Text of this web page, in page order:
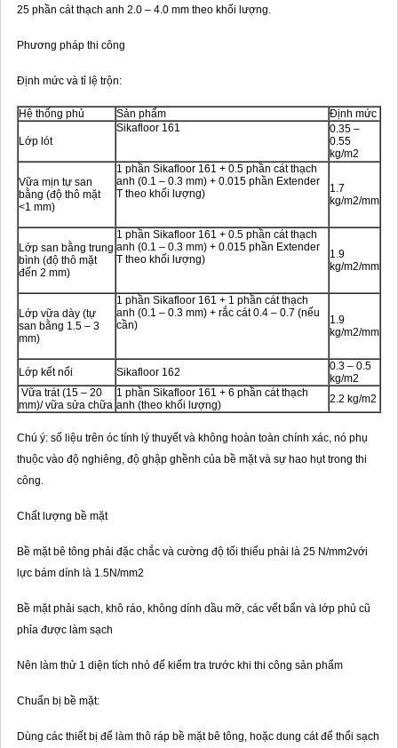
25 phần cát thạch anh 2.0 – 4.0 mm theo khối lượng.
Phương pháp thi công
Định mức và tỉ lệ trộn:
Hệ thống phủ Sản phẩm Định mức
Lớp lót
Sikafloor 161
0.35 –
0.55
kg/m2
Vữa mịn tự san
bằng (độ thô mặt
<1 mm)
1 phần Sikafloor 161 + 0.5 phần cát thạch
anh (0.1 – 0.3 mm) + 0.015 phần Extender
T theo khối lượng)
1.7
kg/m2/mm
Lớp san bằng trung
bình (độ thô mặt
đến 2 mm)
1 phần Sikafloor 161 + 0.5 phần cát thạch
anh (0.1 – 0.3 mm) + 0.015 phần Extender
T theo khối lượng)
1.9
kg/m2/mm
Lớp vữa dày (tự
san bằng 1.5 – 3
mm)
1 phần Sikafloor 161 + 1 phần cát thạch
anh (0.1 – 0.3 mm) + rắc cát 0.4 – 0.7 (nếu
cần)
1.9
kg/m2/mm
Lớp kết nối Sikafloor 162
0.3 – 0.5
kg/m2
Vữa trát (15 – 20
mm)/ vữa sửa chữa
1 phần Sikafloor 161 + 6 phần cát thạch
anh (theo khối lượng)
2.2 kg/m2
Chú ý: số liệu trên óc tính lý thuyết và không hoàn toàn chính xác, nó phụ
thuộc vào độ nghiêng, độ ghập ghềnh của bề mặt và sự hao hụt trong thi
công.
Chất lượng bề mặt
Bề mặt bê tông phải đặc chắc và cường độ tối thiểu phải là 25 N/mm2với
lực bám dính là 1.5N/mm2
Bề mặt phải sạch, khô ráo, không dính dầu mỡ, các vết bẩn và lớp phủ cũ
phỉa được làm sạch
Nên làm thử 1 diện tích nhỏ để kiểm tra trước khi thi công sản phẩm
Chuẩn bị bề mặt:
Dùng các thiết bị để làm thô ráp bề mặt bê tông, hoặc dung cát để thổi sạch